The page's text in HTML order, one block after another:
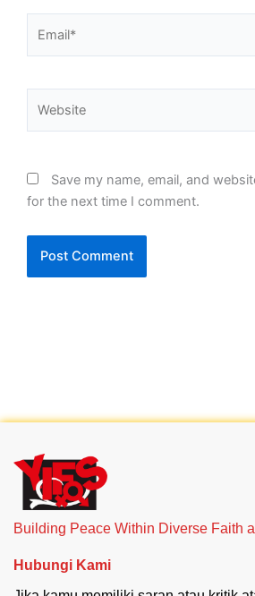
Save my name, email, and
for the next time I comment.
Building Peace Within Diverse Faith
Hubungi Kami